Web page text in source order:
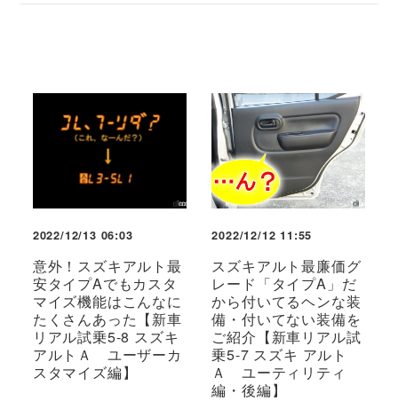
2022/12/13 06:03
意外！スズキアルト最
安タイプAでもカスタ
マイズ機能はこんなに
たくさんあった【新車
リアル試乗5-8 スズキ
アルトＡ ユーザーカ
スタマイズ編】
2022/12/12 11:55
スズキアルト最廉価グ
レード「タイプA」だ
から付いてるヘンな装
備・付いてない装備を
ご紹介【新車リアル試
乗5-7 スズキ アルト
Ａ ユーティリティ
編・後編】